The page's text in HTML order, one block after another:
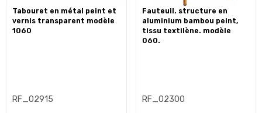
tabouret en métal peint et
vernis transparent modèle
1060
RF_02915
fauteuil. structure en
aluminium bambou peint,
tissu textilène. modèle
060.
RF_02300